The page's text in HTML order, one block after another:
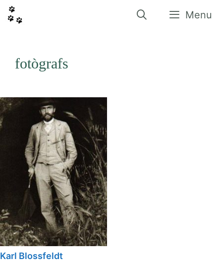
contingut
Menu
fotògrafs
Karl Blossfeldt